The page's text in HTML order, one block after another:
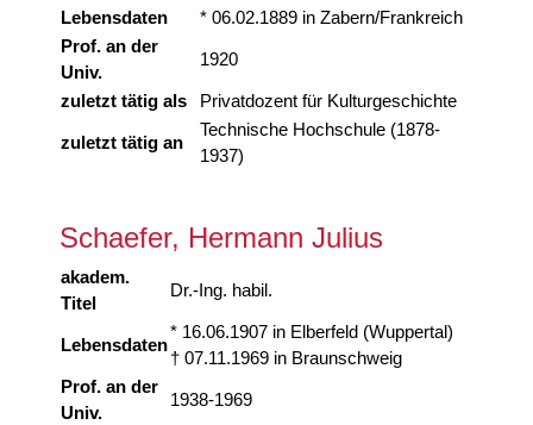
Lebensdaten
* 06.02.1889 in Zabern/Frankreich
Prof. an der
Univ.
1920
zuletzt tätig als Privatdozent für Kulturgeschichte
zuletzt tätig an
Technische Hochschule (1878-
1937)
Schaefer, Hermann Julius
akadem.
Titel
Dr.-Ing. habil.
Lebensdaten
* 16.06.1907 in Elberfeld (Wuppertal)
† 07.11.1969 in Braunschweig
Prof. an der
Univ.
1938-1969